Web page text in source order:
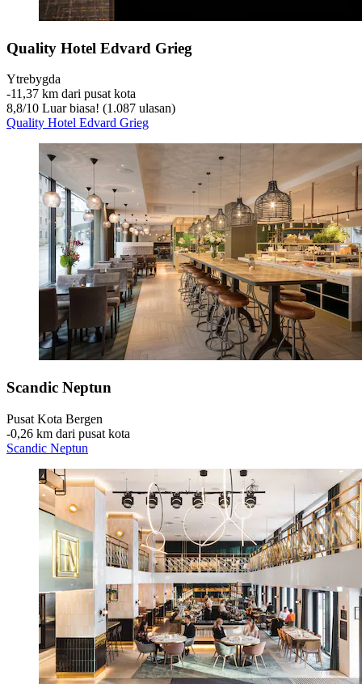
Quality Hotel Edvard Grieg
Ytrebygda
‐11,37 km dari pusat kota
8,8/10 Luar biasa! (1.087 ulasan)
Quality Hotel Edvard Grieg
Scandic Neptun
Pusat Kota Bergen
‐0,26 km dari pusat kota
Scandic Neptun